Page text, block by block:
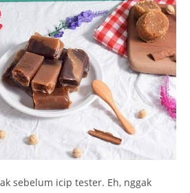
sebelum icip tester. Eh, nggak